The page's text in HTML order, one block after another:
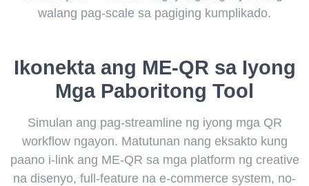
walang pag-scale sa pagiging kumplikado.
Ikonekta ang ME-QR sa Iyong
Mga Paboritong Tool
Simulan ang pag-streamline ng iyong mga QR
workflow ngayon. Matutunan nang eksakto kung
paano i-link ang ME-QR sa mga platform ng creative
na disenyo, full-feature na e-commerce system, no-